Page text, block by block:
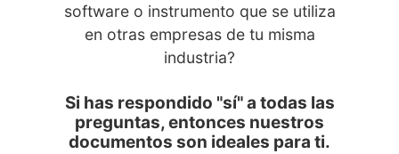
software o instrumento que se utiliza
en otras empresas de tu misma
industria?
Si has respondido "sí" a todas las
preguntas, entonces nuestros
documentos son ideales para ti.